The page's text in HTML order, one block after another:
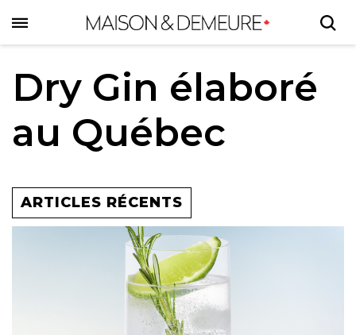
to
main
content
Dry Gin élaboré
au Québec
ARTICLES RÉCENTS